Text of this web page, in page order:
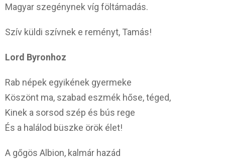
Magyar szegénynek víg föltámadás.
Szív küldi szívnek e reményt, Tamás!
Lord Byronhoz
Rab népek egyikének gyermeke
Köszönt ma, szabad eszmék hőse, téged,
Kinek a sorsod szép és bús rege
És a halálod büszke örök élet!
A gőgös Albion, kalmár hazád